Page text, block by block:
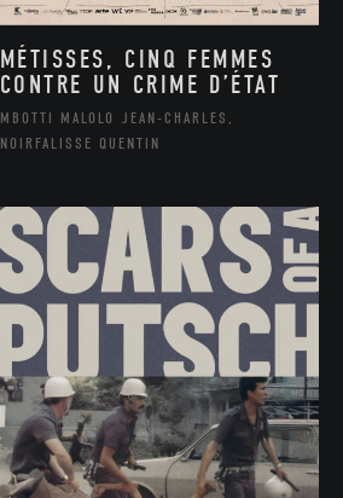
MÉTISSES, CINQ FEMMES
CONTRE UN CRIME D’ÉTAT
MBOTTI MALOLO JEAN-CHARLES,
NOIRFALISSE QUENTIN